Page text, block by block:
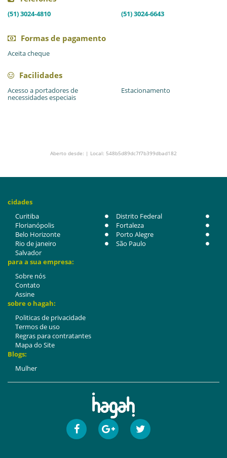
(51) 3024-4810 (51) 3024-6643
Formas de pagamento
Aceita cheque
Facilidades
Acesso a portadores de
necessidades especiais
Estacionamento
Aberto desde: | Local: 548b5d89dc7f7b399dbad182
cidades
Curitiba
Distrito Federal
Florianópolis
Fortaleza
Belo Horizonte
Porto Alegre
Rio de janeiro
São Paulo
Salvador
para a sua empresa:
Sobre nós
Contato
Assine
sobre o hagah:
Politicas de privacidade
Termos de uso
Regras para contratantes
Mapa do Site
Blogs:
Mulher